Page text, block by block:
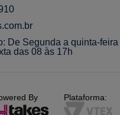
De Segunda a quinta-
das 08 às 17h
By Plataforma: